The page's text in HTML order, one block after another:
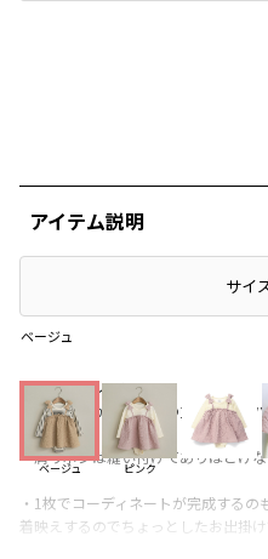
ベージュ
ベージュ ピンク
アイテム説明
サイ
＜商品ポイント＞
・肩リボンがポイントの重ね着風カ
・肩リボンは縫い付けてありほどけ
・1枚でコーディネートが完成するの
着映えするのでちょっとしたお出掛